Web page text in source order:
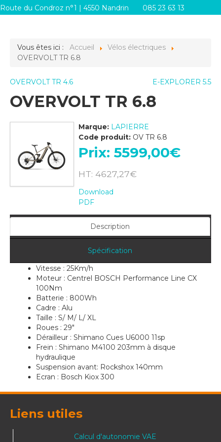
Route du Condroz n°1 | 4550 Nandrin
085 23 63 13
Vous êtes ici : Accueil
Vélos électriques
OVERVOLT TR 6.8
OVERVOLT TR 4.6 E-EXPLORER 5.5
OVERVOLT TR 6.8
Marque: LAPIERRE
Code produit: OV TR 6.8
Prix: 5599,00‎€
HT: 4627,27‎€
Download
PDF
Description
Spécification
Vitesse : 25Km/h
Moteur : Centrel BOSCH Performance Line CX
100Nm
Batterie : 800Wh
Cadre : Alu
Taille : S/ M/ L/ XL
Roues : 29"
Dérailleur : Shimano Cues U6000 11sp
Frein : Shimano M4100 203mm à disque
hydraulique
Suspension avant: Rockshox 140mm
Ecran : Bosch Kiox 300
Liens utiles
Calcul d'autonomie VAE